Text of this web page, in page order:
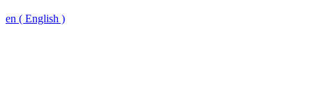
en ( English )